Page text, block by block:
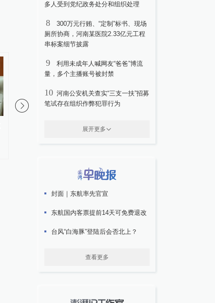
今年6月全国查处违反中央八项规
多人受到党纪政务处分和组织处理
8
300万元行贿、“定制”标书、现场
厕所协商，河南某医院2.33亿元工程
串标案细节披露
9
利用未成年人喊网友“爸爸”博流
量，多个主播账号被封禁
10 河南公安机关查实“三支一扶”招募
笔试存在组织作弊犯罪行为
展开更多
封面｜东航率先官宣
东航国内客票提前14天可免费退改
台风“白海豚”登陆后会否北上？
查看更多